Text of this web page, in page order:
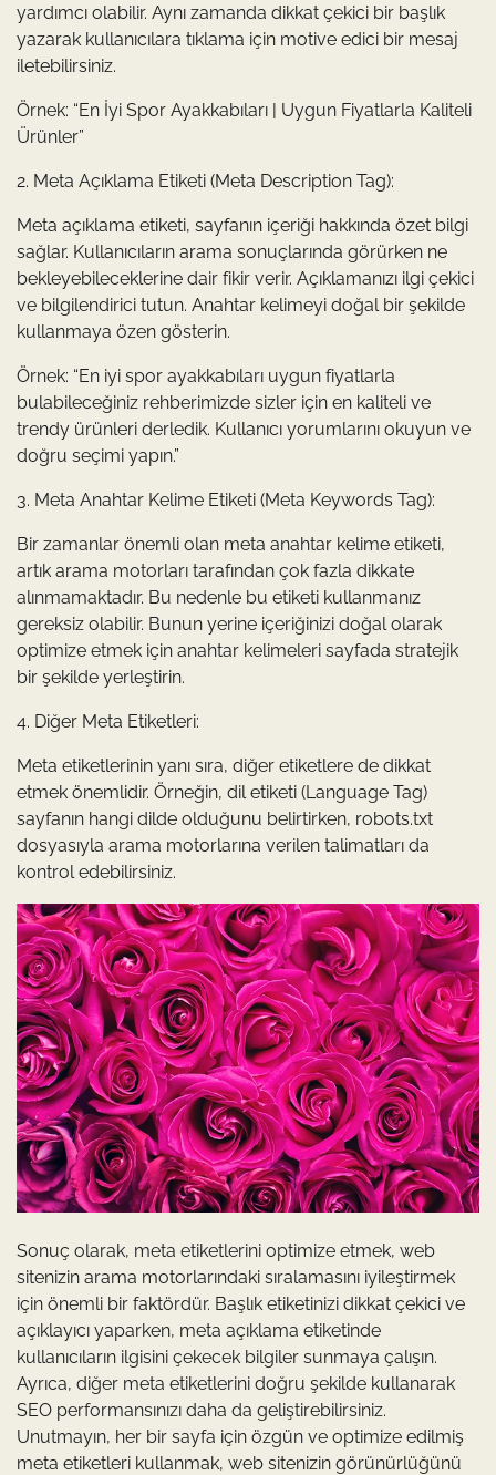
yardımcı olabilir. Aynı zamanda dikkat çekici bir başlık
yazarak kullanıcılara tıklama için motive edici bir mesaj
iletebilirsiniz.
Örnek: “En İyi Spor Ayakkabıları | Uygun Fiyatlarla Kaliteli
Ürünler”
2. Meta Açıklama Etiketi (Meta Description Tag):
Meta açıklama etiketi, sayfanın içeriği hakkında özet bilgi
sağlar. Kullanıcıların arama sonuçlarında görürken ne
bekleyebileceklerine dair fikir verir. Açıklamanızı ilgi çekici
ve bilgilendirici tutun. Anahtar kelimeyi doğal bir şekilde
kullanmaya özen gösterin.
Örnek: “En iyi spor ayakkabıları uygun fiyatlarla
bulabileceğiniz rehberimizde sizler için en kaliteli ve
trendy ürünleri derledik. Kullanıcı yorumlarını okuyun ve
doğru seçimi yapın.”
3. Meta Anahtar Kelime Etiketi (Meta Keywords Tag):
Bir zamanlar önemli olan meta anahtar kelime etiketi,
artık arama motorları tarafından çok fazla dikkate
alınmamaktadır. Bu nedenle bu etiketi kullanmanız
gereksiz olabilir. Bunun yerine içeriğinizi doğal olarak
optimize etmek için anahtar kelimeleri sayfada stratejik
bir şekilde yerleştirin.
4. Diğer Meta Etiketleri:
Meta etiketlerinin yanı sıra, diğer etiketlere de dikkat
etmek önemlidir. Örneğin, dil etiketi (Language Tag)
sayfanın hangi dilde olduğunu belirtirken, robots.txt
dosyasıyla arama motorlarına verilen talimatları da
kontrol edebilirsiniz.
Sonuç olarak, meta etiketlerini optimize etmek, web
sitenizin arama motorlarındaki sıralamasını iyileştirmek
için önemli bir faktördür. Başlık etiketinizi dikkat çekici ve
açıklayıcı yaparken, meta açıklama etiketinde
kullanıcıların ilgisini çekecek bilgiler sunmaya çalışın.
Ayrıca, diğer meta etiketlerini doğru şekilde kullanarak
SEO performansınızı daha da geliştirebilirsiniz.
Unutmayın, her bir sayfa için özgün ve optimize edilmiş
meta etiketleri kullanmak, web sitenizin görünürlüğünü